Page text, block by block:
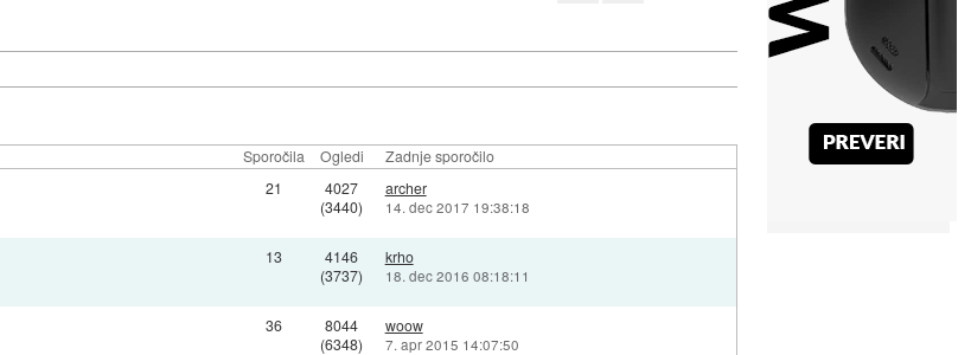
Sporočila Ogledi Zadnje sporočilo
21
4027
(3440)
archer
14. dec 2017 19:38:18
13
4146
(3737)
krho
18. dec 2016 08:18:11
36
8044
(6348)
woow
7. apr 2015 14:07:50